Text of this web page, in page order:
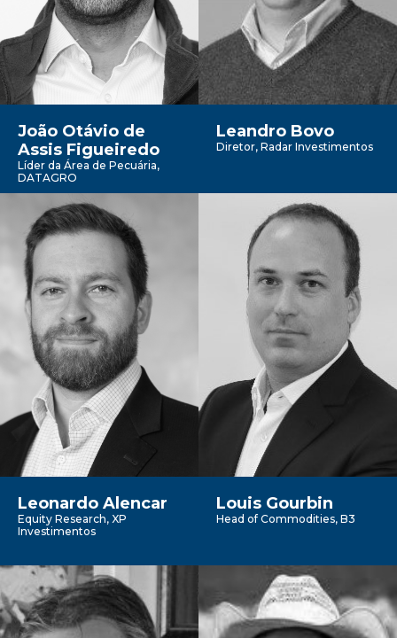
João Otávio de
Assis Figueiredo
Líder da Área de Pecuária,
DATAGRO
Leandro Bovo
Diretor, Radar Investimentos
Leonardo Alencar
Equity Research, XP
Investimentos
Louis Gourbin
Head of Commodities, B3